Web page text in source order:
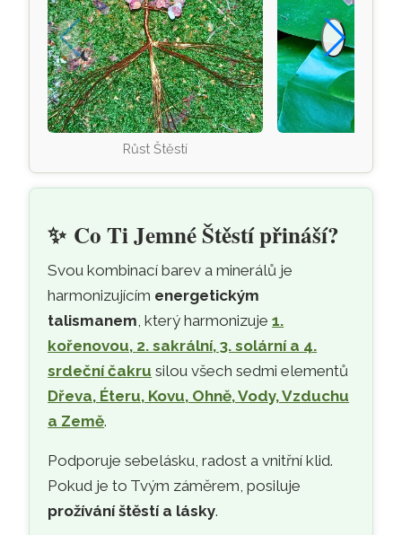
Růst Štěstí
✨ Co Ti Jemné Štěstí přináší?
Svou kombinací barev a minerálů je
harmonizujícím energetickým
talismanem, který harmonizuje1.
kořenovou, 2. sakrální, 3. solární a 4.
srdeční čakru silou všech sedmi elementů
Dřeva, Éteru, Kovu, Ohně, Vody, Vzduchu
a Země.
Podporuje sebelásku, radost a vnitřní klid.
Pokud je to Tvým záměrem, posiluje
prožívání štěstí a lásky.